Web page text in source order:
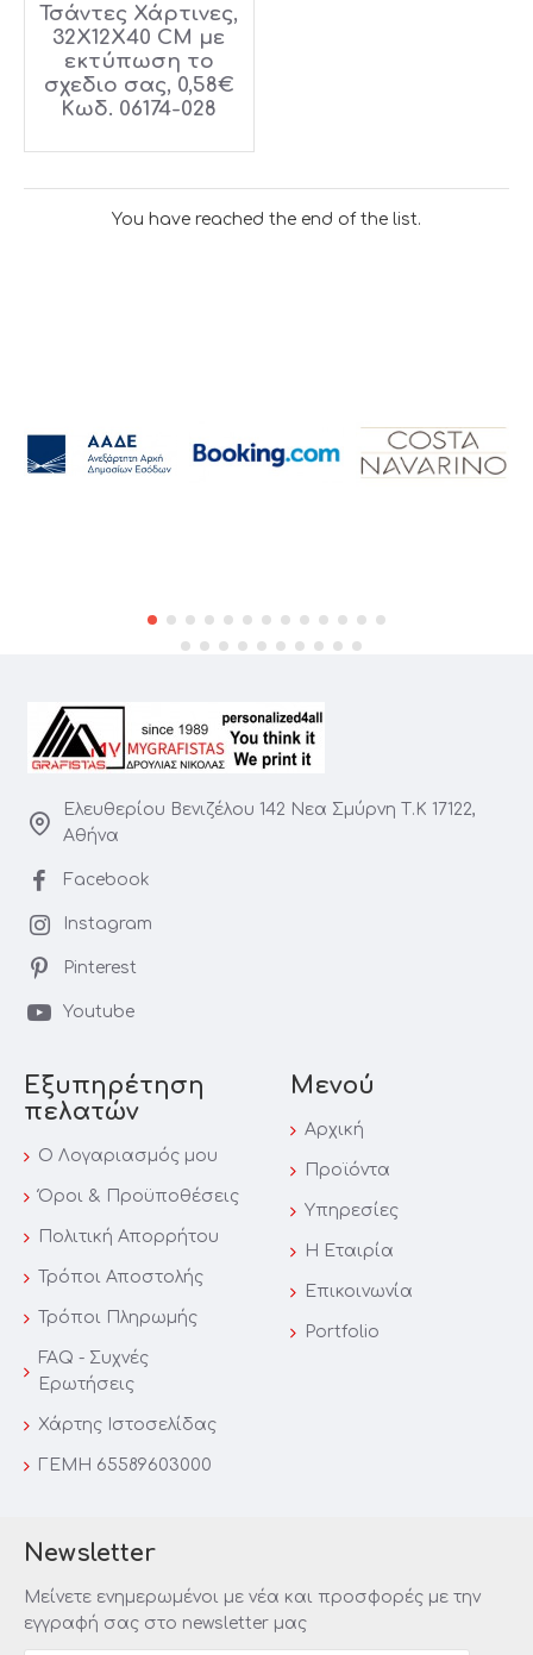
Τσάντες Χάρτινες,
32X12X40 CM με
εκτύπωση το
σχεδιο σας, 0,58€
Κωδ. 06174-028
You have reached the end of the list.
Ελευθερίου Βενιζέλου 142 Νεα Σμύρνη Τ.Κ 17122,
Αθήνα
Facebook
Instagram
Pinterest
Youtube
Εξυπηρέτηση
πελατών
Ο Λογαριασμός μου
Όροι & Προϋποθέσεις
Πολιτική Απορρήτου
Τρόποι Αποστολής
Τρόποι Πληρωμής
FAQ - Συχνές
Ερωτήσεις
Χάρτης Iστοσελίδας
ΓΕΜΗ 65589603000
Μενού
Αρχική
Προϊόντα
Υπηρεσίες
Η Εταιρία
Επικοινωνία
Portfolio
Newsletter
Μείνετε ενημερωμένοι με νέα και προσφορές με την
εγγραφή σας στο newsletter μας